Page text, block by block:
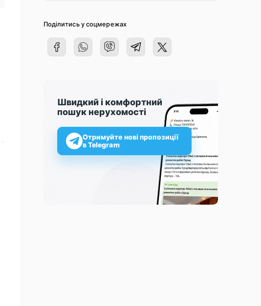
Поділитись у соцмережах
Швидкий і комфортний
пошук нерухомості
Отримуйте нові пропозиції
в Telegram